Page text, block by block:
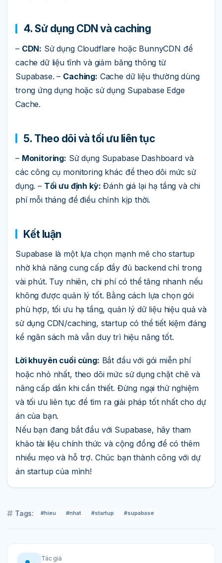
4. Sử dụng CDN và caching
– CDN: Sử dụng Cloudflare hoặc BunnyCDN để
cache dữ liệu tĩnh và giảm băng thông từ
Supabase. – Caching: Cache dữ liệu thường dùng
trong ứng dụng hoặc sử dụng Supabase Edge
Cache.
5. Theo dõi và tối ưu liên tục
– Monitoring: Sử dụng Supabase Dashboard và
các công cụ monitoring khác để theo dõi mức sử
dụng. – Tối ưu định kỳ: Đánh giá lại hạ tầng và chi
phí mỗi tháng để điều chỉnh kịp thời.
Kết luận
Supabase là một lựa chọn mạnh mẽ cho startup
nhờ khả năng cung cấp đầy đủ backend chỉ trong
vài phút. Tuy nhiên, chi phí có thể tăng nhanh nếu
không được quản lý tốt. Bằng cách lựa chọn gói
phù hợp, tối ưu hạ tầng, quản lý dữ liệu hiệu quả và
sử dụng CDN/caching, startup có thể tiết kiệm đáng
kể ngân sách mà vẫn duy trì hiệu năng tốt.
Lời khuyên cuối cùng: Bắt đầu với gói miễn phí
hoặc nhỏ nhất, theo dõi mức sử dụng chặt chẽ và
nâng cấp dần khi cần thiết. Đừng ngại thử nghiệm
và tối ưu liên tục để tìm ra giải pháp tốt nhất cho dự
án của bạn.
Nếu bạn đang bắt đầu với Supabase, hãy tham
khảo tài liệu chính thức và cộng đồng để có thêm
nhiều mẹo và hỗ trợ. Chúc bạn thành công với dự
án startup của mình!
Tags: #hieu #nhat #startup #supabase
Tác giả